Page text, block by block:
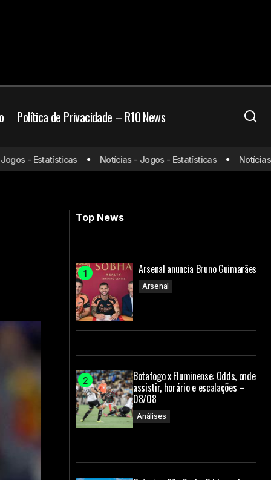
Política de Privacidade – R10 News
para 2025,
Lisca afirma ter recebido mala branca
em 2018; confira o clube
- Estatísticas Notícias - Jogos - Estatísticas Notícias -
Top News
Arsenal anuncia Bruno Guimarães
Arsenal
Botafogo x Fluminense: Odds, onde
assistir, horário e escalações –
08/08
Análises